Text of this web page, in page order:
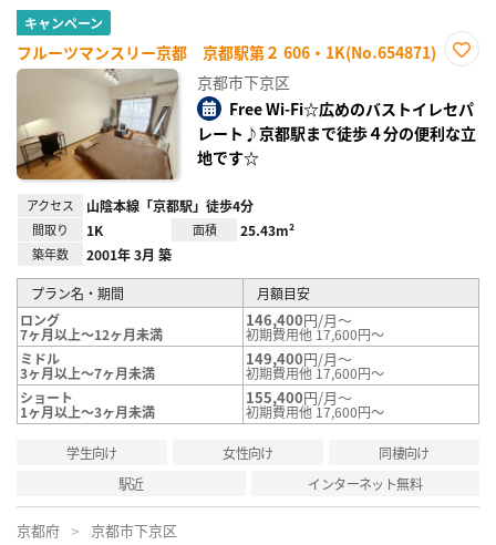
キャンペーン
フルーツマンスリー京都 京都駅第２ 606・1K(No.654871)
り登
録
京都市下京区
Free Wi-Fi☆広めのバストイレセパ
レート♪京都駅まで徒歩４分の便利な立
地です☆
アクセス 山陰本線「京都駅」徒歩4分
間取り 1K 面積 25.43m²
築年数 2001年 3月 築
プラン名・期間
月額目安
ロング
7ヶ月以上～12ヶ月未満
146,400円/月～
初期費用他 17,600円～
ミドル
3ヶ月以上～7ヶ月未満
149,400円/月～
初期費用他 17,600円～
ショート
1ヶ月以上～3ヶ月未満
155,400円/月～
初期費用他 17,600円～
学生向け 女性向け
同棲向け
駅近
インターネット無料
京都府 京都市下京区